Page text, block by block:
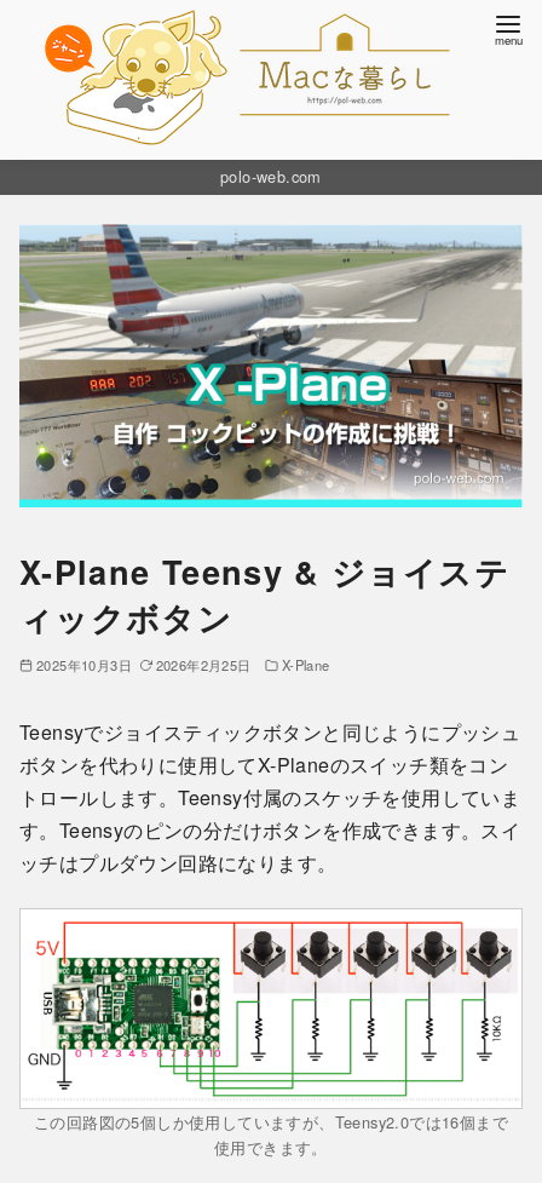
polo-web.com
X-Plane Teensy & ジョイステ
ィックボタン
2025年10月3日 2026年2月25日 X-Plane
Teensyでジョイスティックボタンと同じようにプッシュ
ボタンを代わりに使用してX-Planeのスイッチ類をコン
トロールします。Teensy付属のスケッチを使用していま
す。Teensyのピンの分だけボタンを作成できます。スイ
ッチはプルダウン回路になります。
この回路図の5個しか使用していますが、Teensy2.0では16個まで
使用できます。